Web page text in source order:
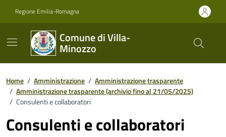
Regione Emilia-Romagna
Comune di Villa-
Minozzo
Home / Amministrazione / Amministrazione trasparente
/ Amministrazione trasparente (archivio fino al 21/05/2025)
/ Consulenti e collaboratori
Consulenti e collaboratori